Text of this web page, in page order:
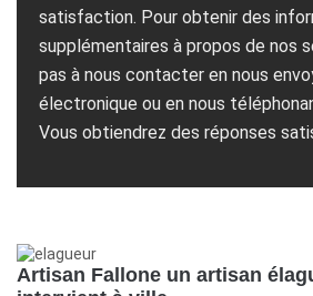
satisfaction. Pour obtenir des
supplémentaires à propos de nos
pas à nous contacter en nous
électronique ou en nous
Vous obtiendrez des réponses
Artisan Fallone un artisan